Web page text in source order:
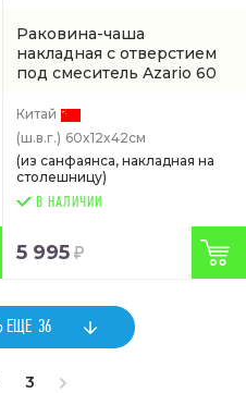
Раковина-чаша
накладная с отверстием
под смеситель Azario 60
Китай
(ш.в.г.) 60x12x42см
(из санфаянса, накладная на
столешницу)
В НАЛИЧИИ
5 995
ЕЩЕ 36
3